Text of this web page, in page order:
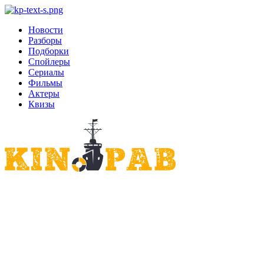
Новости
Разборы
Подборки
Спойлеры
Сериалы
Фильмы
Актеры
Квизы